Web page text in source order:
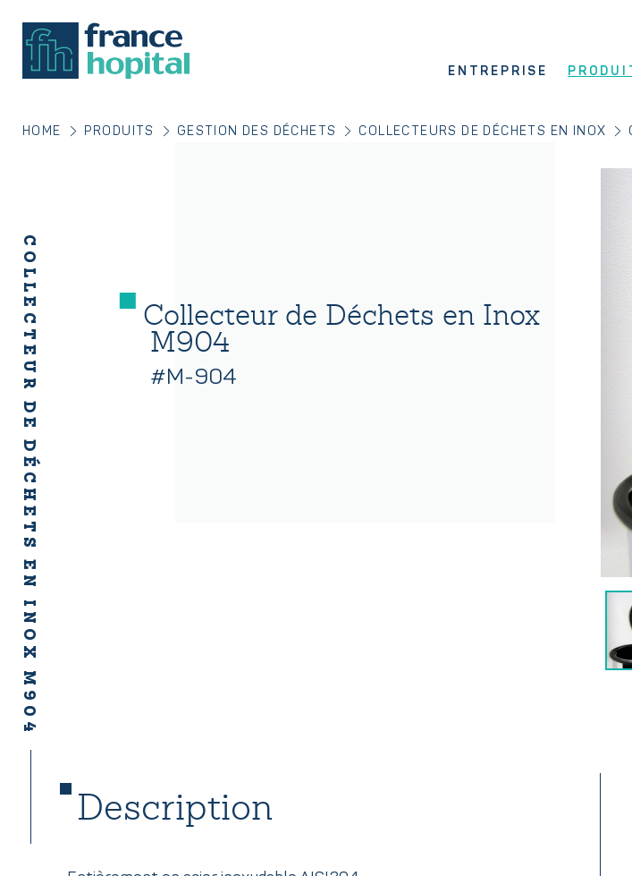
ENTREPRISE
COLLECTEUR DE DÉCHETS EN INOX M904
HOME PRODUITS GESTION DES DÉCHETS COLLECTEURS DE DÉCHETS EN INOX
Collecteur de Déchets en Inox
M904
#M-904
Description